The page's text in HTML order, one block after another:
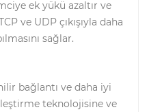
ek yükü azaltır ve
ve UDP çıkışıyla daha
sağlar.
bağlantı ve daha iyi
teknolojisine ve